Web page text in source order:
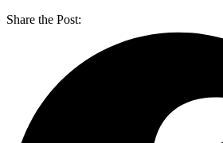
Share the Post: